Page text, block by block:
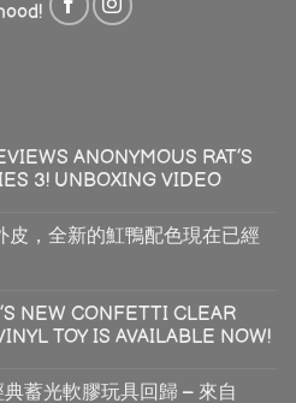
ANONYMOUS RAT’S
3! UNBOXING VIDEO
皮，全新的魟鴨配色現在已經
NEW CONFETTI CLEAR
TOY IS AVAILABLE NOW!
蓄光軟膠玩具回歸 – 來自